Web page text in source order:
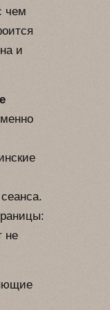
чем
и
не